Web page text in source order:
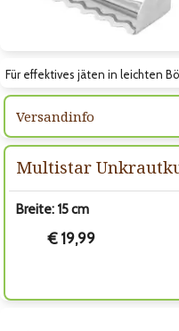
Für effektives jäten in leichten
Versandinfo
Multistar
Breite: 15 cm
€ 19,99